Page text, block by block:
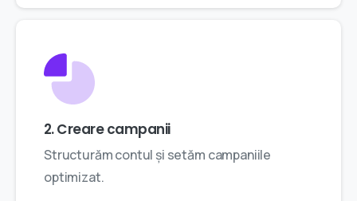
2. Creare campanii
Structurăm contul și setăm campaniile
optimizat.